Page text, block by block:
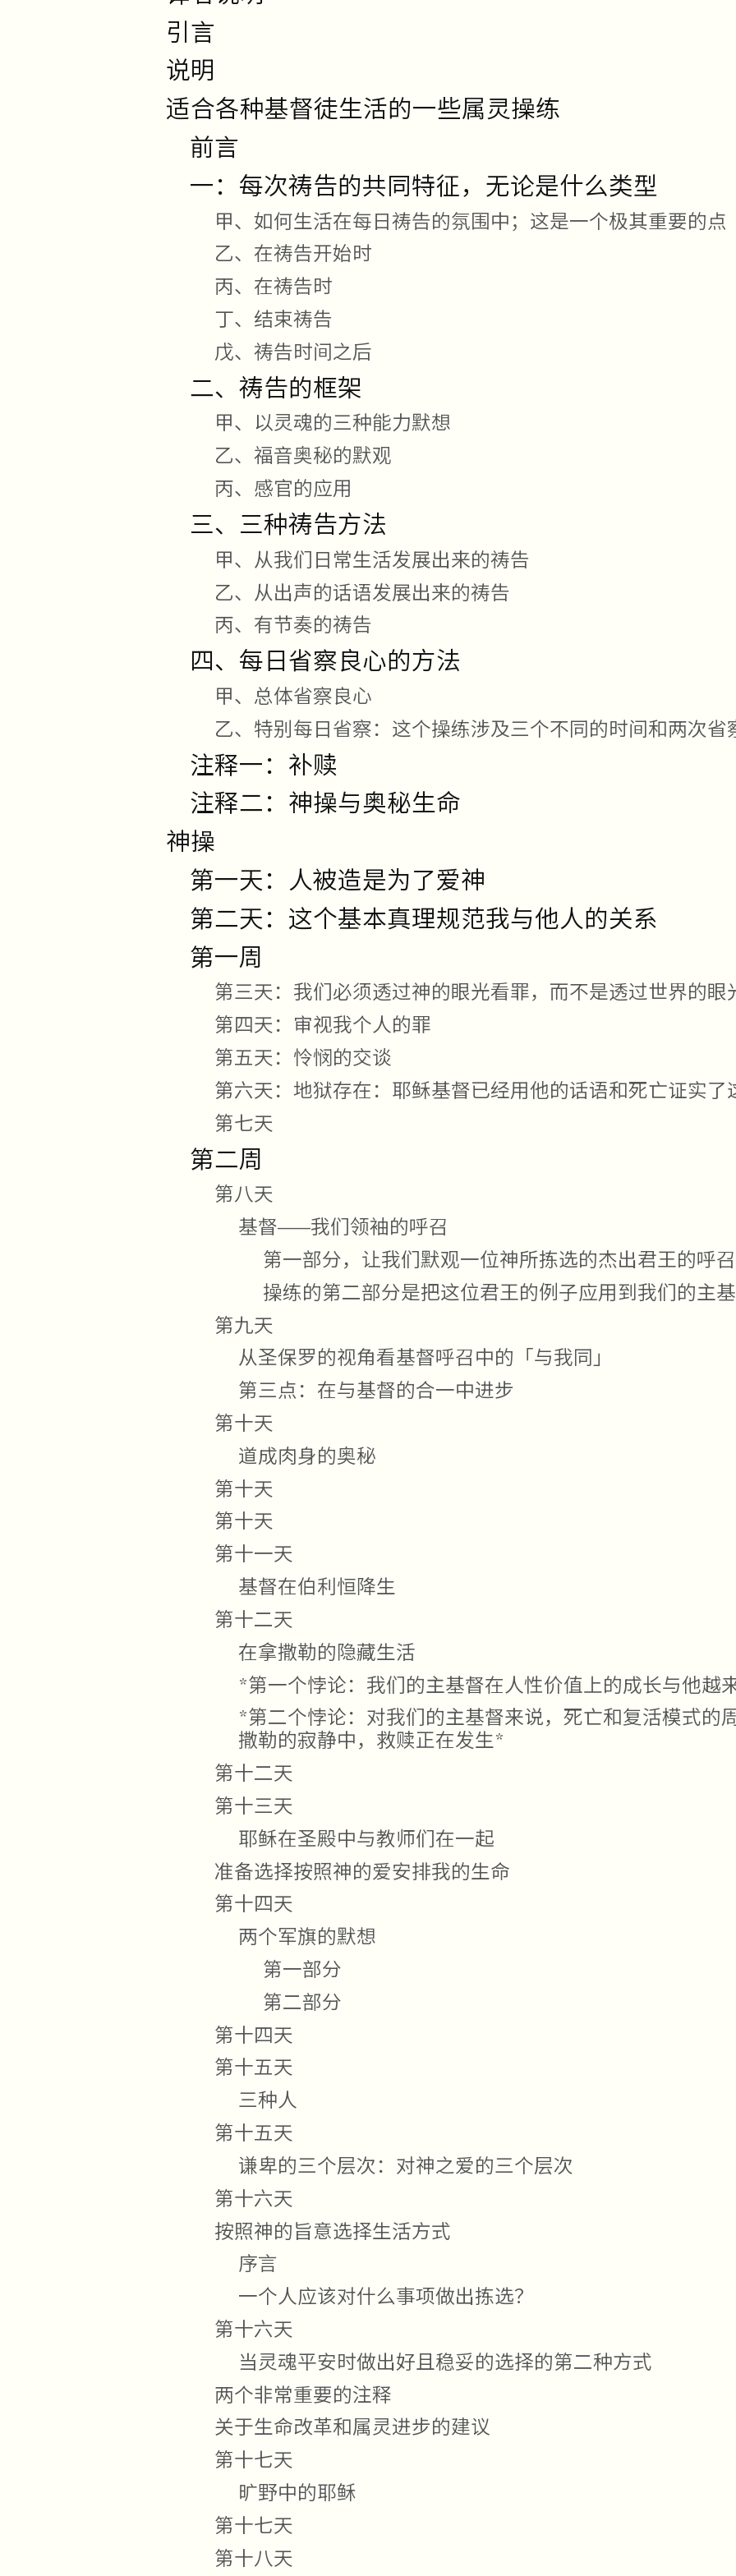
引言
说明
适合各种基督徒生活的一些属灵操练
前言
一：每次祷告的共同特征，无论是什么类型
甲、如何生活在每日祷告的氛围中；这是一个极其重要的点
乙、在祷告开始时
丙、在祷告时
丁、结束祷告
戊、祷告时间之后
二、祷告的框架
甲、以灵魂的三种能力默想
乙、福音奥秘的默观
丙、感官的应用
三、三种祷告方法
甲、从我们日常生活发展出来的祷告
乙、从出声的话语发展出来的祷告
丙、有节奏的祷告
四、每日省察良心的方法
甲、总体省察良心
乙、特别每日省察：这个操练涉及三个不同的时间和两次省
注释一：补赎
注释二：神操与奥秘生命
神操
第一天：人被造是为了爱神
第二天：这个基本真理规范我与他人的关系
第一周
第三天：我们必须透过神的眼光看罪，而不是透过世界的眼
第四天：审视我个人的罪
第五天：怜悯的交谈
第六天：地狱存在：耶稣基督已经用他的话语和死亡证实了
第七天
第二周
第八天
基督——我们领袖的呼召
第一部分，让我们默观一位神所拣选的杰出君王的呼召
操练的第二部分是把这位君王的例子应用到我们的主
第九天
从圣保罗的视角看基督呼召中的「与我同」
第三点：在与基督的合一中进步
第十天
道成肉身的奥秘
第十天
第十天
第十一天
基督在伯利恒降生
第十二天
在拿撒勒的隐藏生活
*第一个悖论：我们的主基督在人性价值上的成长与他越
*第二个悖论：对我们的主基督来说，死亡和复活模式的
撒勒的寂静中，救赎正在发生*
第十二天
第十三天
耶稣在圣殿中与教师们在一起
准备选择按照神的爱安排我的生命
第十四天
两个军旗的默想
第一部分
第二部分
第十四天
第十五天
三种人
第十五天
谦卑的三个层次：对神之爱的三个层次
第十六天
按照神的旨意选择生活方式
序言
一个人应该对什么事项做出拣选？
第十六天
当灵魂平安时做出好且稳妥的选择的第二种方式
两个非常重要的注释
关于生命改革和属灵进步的建议
第十七天
旷野中的耶稣
第十七天
第十八天